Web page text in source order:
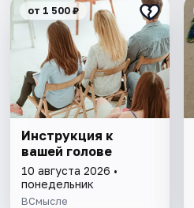
от 1 500 ₽
Инструкция к
вашей голове
10 августа 2026 •
понедельник
ВСмысле